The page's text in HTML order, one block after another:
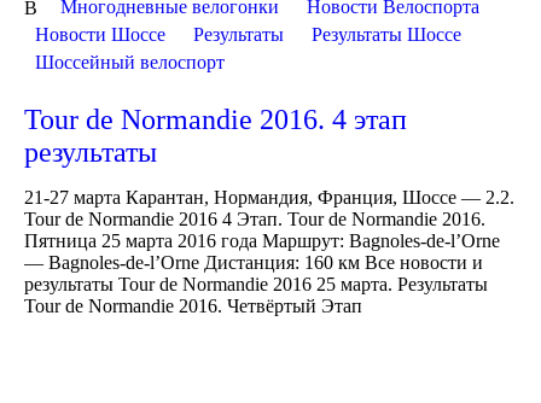
В Многодневные велогонки
Новости Велоспорта
Новости Шоссе
Результаты
Результаты Шоссе
Шоссейный велоспорт
Tour de Normandie 2016. 4 этап
результаты
21-27 марта Карантан, Нормандия, Франция, Шоссе — 2.2.
Tour de Normandie 2016 4 Этап. Tour de Normandie 2016.
Пятница 25 марта 2016 года Маршрут: Bagnoles-de-l’Orne
— Bagnoles-de-l’Orne Дистанция: 160 км Все новости и
результаты Tour de Normandie 2016 25 марта. Результаты
Tour de Normandie 2016. Четвёртый Этап